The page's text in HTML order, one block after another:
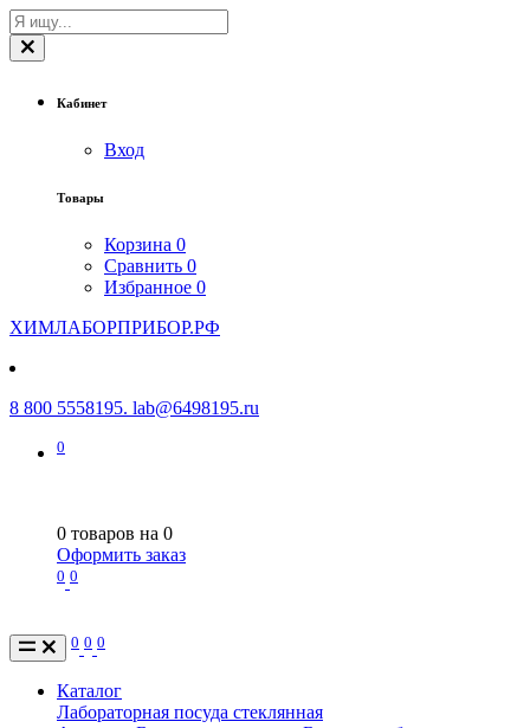
Кабинет
Вход
Товары
Корзина 0
Сравнить 0
Избранное 0
ХИМЛАБОРПРИБОР.РФ
8 800 5558195. lab@6498195.ru
0
0 товаров на 0
Оформить заказ
0 0
0 0 0
Каталог
Лабораторная посуда стеклянная